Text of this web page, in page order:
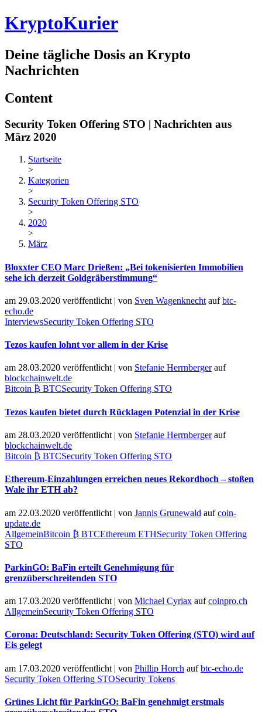
KryptoKurier
Deine tägliche Dosis an Krypto
Nachrichten
Content
Security Token Offering STO | Nachrichten aus
März 2020
Startseite
>
Kategorien
>
Security Token Offering STO
>
2020
>
März
Bloxxter CEO Marc Drießen: „Bei tokenisierten Immobilien
sehe ich derzeit Goldgräberstimmung“
am 29.03.2020 veröffentlicht | von Sven Wagenknecht aufbtc-
echo.de
InterviewsSecurity Token Offering STO
Tezos kaufen lohnt vor allem in der Krise
am 28.03.2020 veröffentlicht| von Stefanie Herrnbergerauf
blockchainwelt.de
Bitcoin ₿ BTCSecurity Token Offering STO
Tezos kaufen bietet durch Rücklagen Potenzial in der Krise
am 28.03.2020 veröffentlicht | von Stefanie Herrnbergerauf
blockchainwelt.de
Bitcoin ₿ BTCSecurity Token Offering STO
Ethereum-Einzahlungen erreichen neues Rekordhoch – stoßen
Wale ihr ETH ab?
am 22.03.2020 veröffentlicht | von Jannis Grunewald aufcoin-
update.de
AllgemeinBitcoin ₿ BTCEthereum ETHSecurity Token Offering
STO
ParkinGO: BaFin erteilt Genehmigung für
grenzüberschreitenden STO
am 17.03.2020 veröffentlicht | von Michael Cyriax aufcoinpro.ch
AllgemeinSecurity Token Offering STO
Corona: Deutschland: Security Token Offering (STO) wird auf
Eis gelegt
am 17.03.2020 veröffentlicht | von Phillip Horch aufbtc-echo.de
Security Token Offering STOSecurity Tokens
Grünes Licht für ParkinGO: BaFin genehmigt erstmals